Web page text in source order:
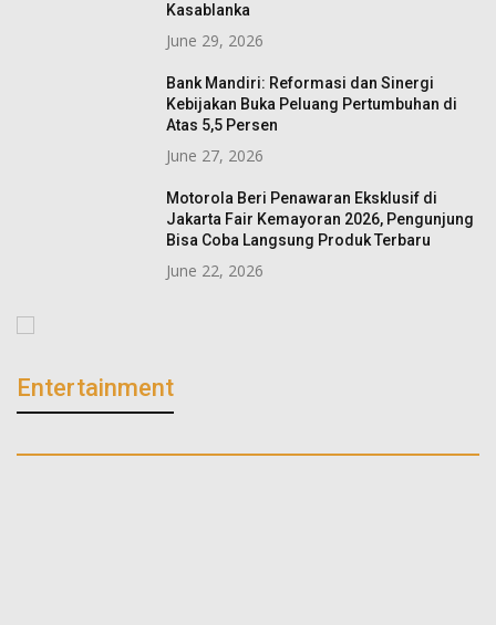
Kasablanka
June 29, 2026
Bank Mandiri: Reformasi dan Sinergi
Kebijakan Buka Peluang Pertumbuhan di
Atas 5,5 Persen
June 27, 2026
Motorola Beri Penawaran Eksklusif di
Jakarta Fair Kemayoran 2026, Pengunjung
Bisa Coba Langsung Produk Terbaru
June 22, 2026
Entertainment